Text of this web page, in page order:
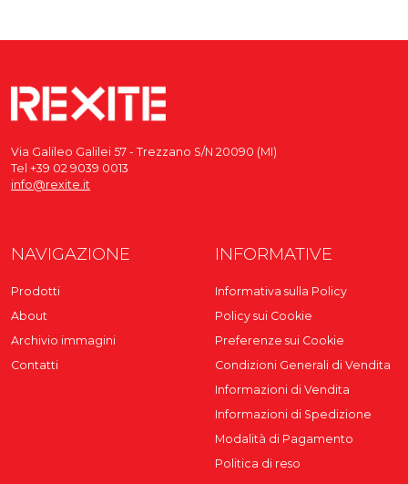
Via Galileo Galilei 57 - Trezzano S/N 20090 (MI)
Tel +39 02 9039 0013
info@rexite.it
NAVIGAZIONE
Prodotti
About
Archivio immagini
Contatti
INFORMATIVE
Informativa sulla Policy
Policy sui Cookie
Preferenze sui Cookie
Condizioni Generali di Vendita
Informazioni di Vendita
Informazioni di Spedizione
Modalità di Pagamento
Politica di reso